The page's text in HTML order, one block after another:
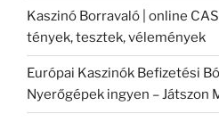
Kaszinó Borravaló | online
tények, tesztek, vélemények
Európai Kaszinók Befizetési
Nyerőgépek ingyen – Játszon